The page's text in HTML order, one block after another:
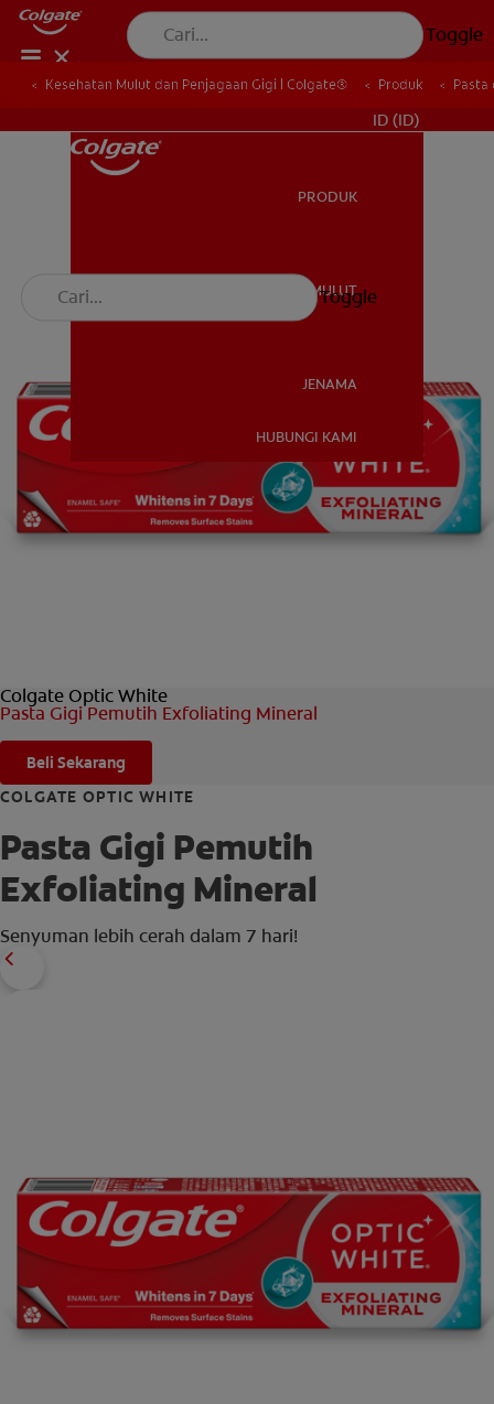
Toggle
JENAMA
HUBUNGI KAMI
ID (ID)
PRODUK
KESEHATAN MULUT
JENAMA
HUBUNGI KAMI
Toggle
Kesehatan Mulut dan Penjagaan Gigi | Colgate® Produk Pasta
Colgate Optic White
Pasta Gigi Pemutih Exfoliating Mineral
Beli Sekarang
COLGATE OPTIC WHITE
Pasta Gigi Pemutih
Exfoliating Mineral
Senyuman lebih cerah dalam 7 hari!